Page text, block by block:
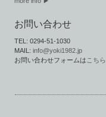
お問い合わせ
TEL: 0294-51-1030
MAIL:info@yoki1982.jp
お問い合わせフォームはこちら